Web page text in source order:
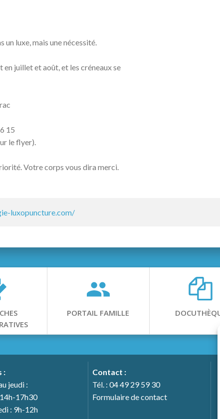
un luxe, mais une nécessité.
juillet et août, et les créneaux se
15
le flyer).
Votre corps vous dira merci.
luxopuncture.com/
PORTAIL FAMILLE
:
jeudi :
17h30
: 9h-12h
Contact :
Tél. : 04 49 29 59 30
Formulaire de contact